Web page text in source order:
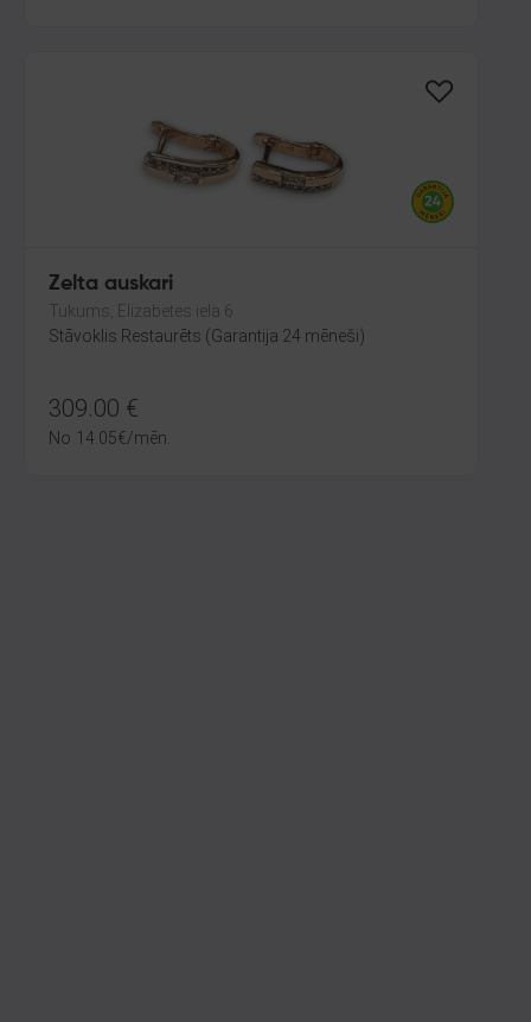
Zelta auskari
Tukums, Elizabetes iela 6
Stāvoklis Restaurēts (Garantija 24 mēneši)
309.00 €
No 14.05€/mēn.